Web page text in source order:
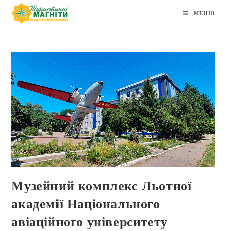
МЕНЮ
Музейний комплекс Льотної
академії Національного
авіаційного університету